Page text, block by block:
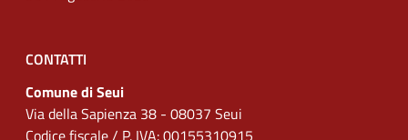
CONTATTI
Comune di Seui
Via della Sapienza 38 - 08037 Seui
Codice fiscale / P. IVA: 00155310915